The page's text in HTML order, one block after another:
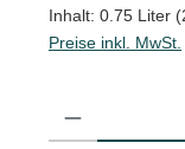
Inhalt: 0.75 Liter
Preise inkl. MwSt.
Produkt Anzahl: